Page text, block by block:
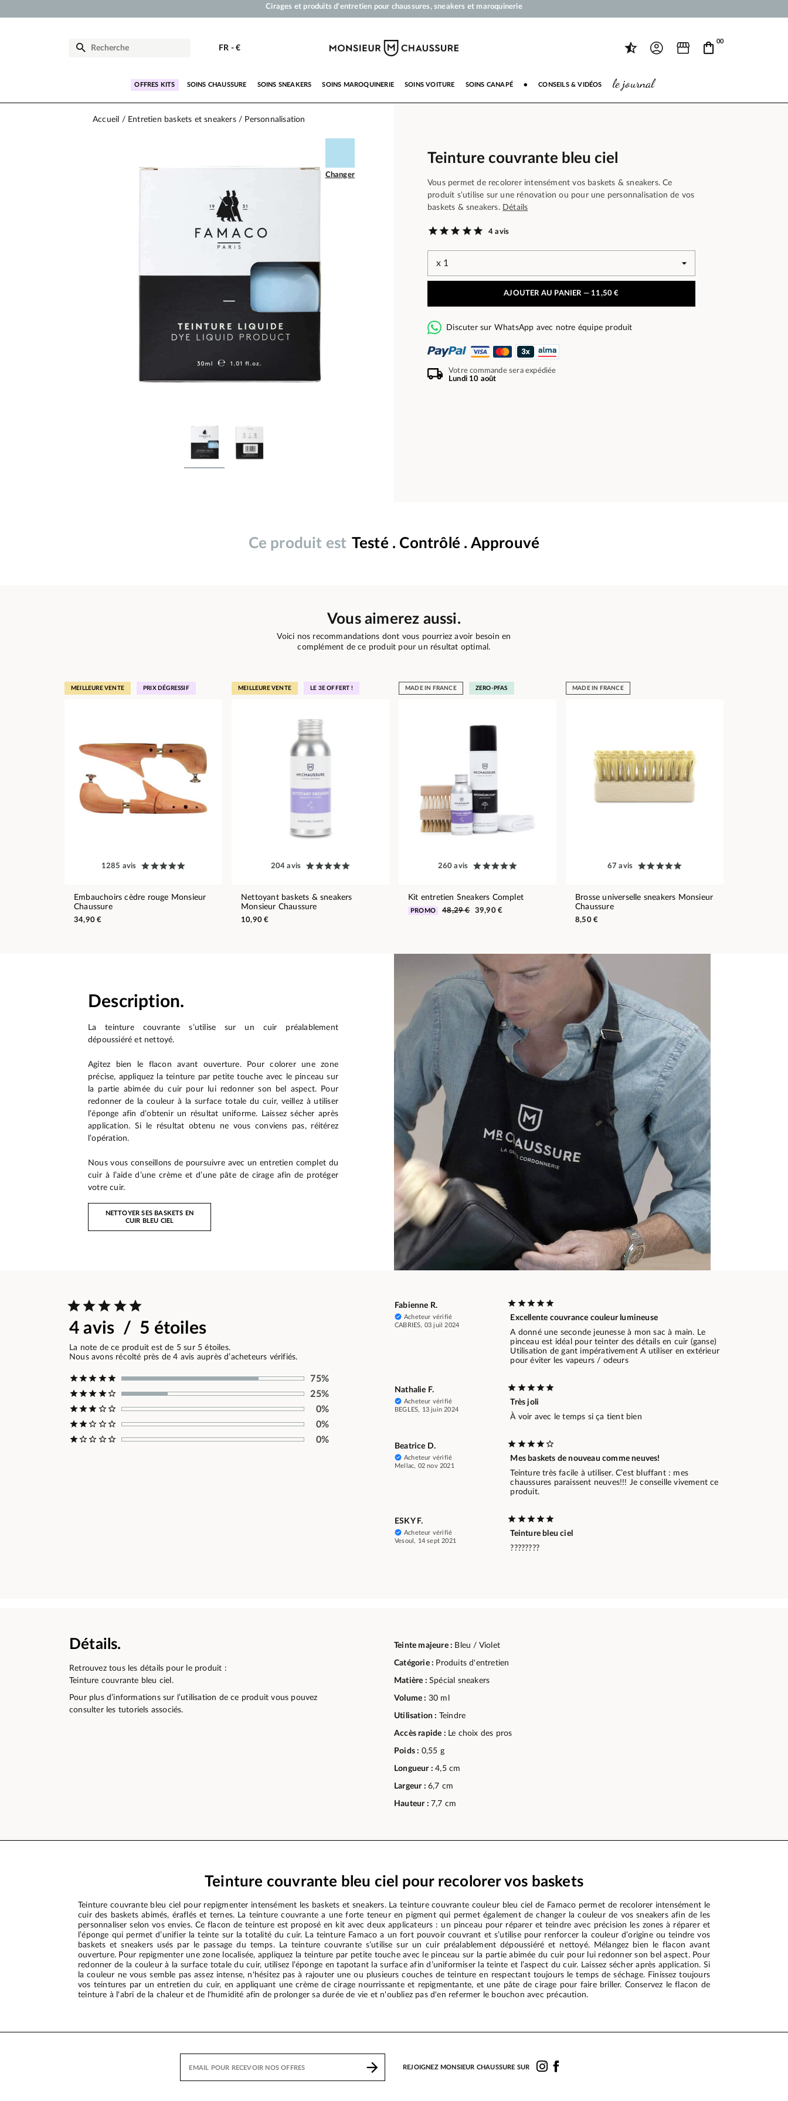
Votre commande sera expédiée en 24 heures ouvrées
Livraison offerte dès 50 €
FR - €
00
OFFRES KITS SOINS CHAUSSURE SOINS SNEAKERS SOINS MAROQUINERIE SOINS VOITURE SOINS CANAPÉ ● CONSEILS & VIDÉOS le journal
Accueil Entretien baskets et sneakers Personnalisation
Changer
Teinture couvrante bleu ciel
Vous permet de recolorer intensément vos baskets & sneakers. Ce
produit s’utilise sur une rénovation ou pour une personnalisation de vos
baskets & sneakers. Détails
4 avis
AJOUTER AU PANIER — 11,50 €
Discuter sur WhatsApp avec notre équipe produit
Votre commande sera expédiée
Lundi 10 août
Ce produit est Testé . Contrôlé . Approuvé
Vous aimerez aussi.
Voici nos recommandations dont vous pourriez avoir besoin en
complément de ce produit pour un résultat optimal.
MEILLEURE VENTE PRIX DÉGRESSIF
1285 avis
Embauchoirs cèdre rouge Monsieur
Chaussure
34,90 €
MEILLEURE VENTE LE 3E OFFERT !
204 avis
Nettoyant baskets & sneakers
Monsieur Chaussure
10,90 €
MADE IN FRANCE ZERO-PFAS
260 avis
Kit entretien Sneakers Complet
PROMO 48,29 € 39,90 €
MADE IN FRANCE
67 avis
Brosse universelle sneakers Monsieur
Chaussure
8,50 €
Description.
La teinture couvrante s’utilise sur un cuir préalablement
dépoussiéré et nettoyé.
Agitez bien le flacon avant ouverture. Pour colorer une zone
précise, appliquez la teinture par petite touche avec le pinceau sur
la partie abimée du cuir pour lui redonner son bel aspect. Pour
redonner de la couleur à la surface totale du cuir, veillez à utiliser
l’éponge afin d’obtenir un résultat uniforme. Laissez sécher après
application. Si le résultat obtenu ne vous conviens pas, réitérez
l’opération.
Nous vous conseillons de poursuivre avec un entretien complet du
cuir à l’aide d’une crème et d’une pâte de cirage afin de protéger
votre cuir.
NETTOYER SES BASKETS EN
CUIR BLEU CIEL
4 avis / 5 étoiles
La note de ce produit est de 5 sur 5 étoiles.
Nous avons récolté près de 4 avis auprès d’acheteurs vérifiés.
75%
25%
0%
0%
0%
Fabienne R.
Acheteur vérifié
CABRIES, 03 juil 2024
Excellente couvrance couleur lumineuse
A donné une seconde jeunesse à mon sac à main. Le
pinceau est idéal pour teinter des détails en cuir (ganse)
Utilisation de gant impérativement A utiliser en extérieur
pour éviter les vapeurs / odeurs
Nathalie F.
Acheteur vérifié
BEGLES, 13 juin 2024
Très joli
À voir avec le temps si ça tient bien
Beatrice D.
Acheteur vérifié
Mellac, 02 nov 2021
Mes baskets de nouveau comme neuves!
Teinture très facile à utiliser. C’est bluffant : mes
chaussures paraissent neuves!!! Je conseille vivement ce
produit.
ESKY F.
Acheteur vérifié
Vesoul, 14 sept 2021
Teinture bleu ciel
????????
Détails.
Retrouvez tous les détails pour le produit :
Teinture couvrante bleu ciel.
Pour plus d’informations sur l’utilisation de ce produit vous pouvez
consulter les tutoriels associés.
Teinte majeure : Bleu / Violet
Catégorie : Produits d'entretien
Matière : Spécial sneakers
Volume : 30 ml
Utilisation : Teindre
Accès rapide : Le choix des pros
Poids : 0,55 g
Longueur :4,5 cm
Largeur : 6,7 cm
Hauteur : 7,7 cm
Teinture couvrante bleu ciel pour recolorer vos baskets
Teinture couvrante bleu ciel pour repigmenter intensément les baskets et sneakers. La teinture couvrante couleur bleu ciel de Famaco permet de recolorer intensément le
cuir des baskets abimés, éraflés et ternes. La teinture couvrante a une forte teneur en pigment qui permet également de changer la couleur de vos sneakers afin de les
personnaliser selon vos envies. Ce flacon de teinture est proposé en kit avec deux applicateurs : un pinceau pour réparer et teindre avec précision les zones à réparer et
l’éponge qui permet d’unifier la teinte sur la totalité du cuir. La teinture Famaco a un fort pouvoir couvrant et s’utilise pour renforcer la couleur d’origine ou teindre vos
baskets et sneakers usés par le passage du temps. La teinture couvrante s’utilise sur un cuir préalablement dépoussiéré et nettoyé. Mélangez bien le flacon avant
ouverture. Pour repigmenter une zone localisée, appliquez la teinture par petite touche avec le pinceau sur la partie abimée du cuir pour lui redonner son bel aspect. Pour
redonner de la couleur à la surface totale du cuir, utilisez l’éponge en tapotant la surface afin d’uniformiser la teinte et l’aspect du cuir. Laissez sécher après application. Si
la couleur ne vous semble pas assez intense, n'hésitez pas à rajouter une ou plusieurs couches de teinture en respectant toujours le temps de séchage. Finissez toujours
vos teintures par un entretien du cuir, en appliquant une crème de cirage nourrissante et repigmentante, et une pâte de cirage pour faire briller. Conservez le flacon de
teinture à l'abri de la chaleur et de l'humidité afin de prolonger sa durée de vie et n'oubliez pas d'en refermer le bouchon avec précaution.
REJOIGNEZ MONSIEUR CHAUSSURE SUR